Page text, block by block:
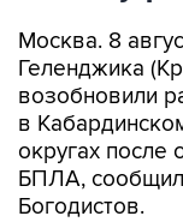
Москва. 8
Геленджика
возобновили
в
округах после
БПЛА, сообщил
Богодистов.